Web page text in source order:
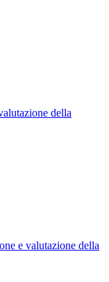
della
e valutazione della